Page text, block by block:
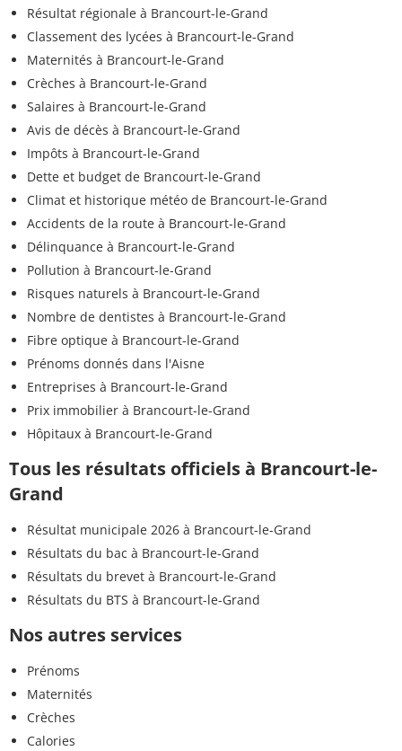
Résultat régionale à Brancourt-le-Grand
Classement des lycées à Brancourt-le-Grand
Maternités à Brancourt-le-Grand
Crèches à Brancourt-le-Grand
Salaires à Brancourt-le-Grand
Avis de décès à Brancourt-le-Grand
Impôts à Brancourt-le-Grand
Dette et budget de Brancourt-le-Grand
Climat et historique météo de Brancourt-le-Grand
Accidents de la route à Brancourt-le-Grand
Délinquance à Brancourt-le-Grand
Pollution à Brancourt-le-Grand
Risques naturels à Brancourt-le-Grand
Nombre de dentistes à Brancourt-le-Grand
Fibre optique à Brancourt-le-Grand
Prénoms donnés dans l'Aisne
Entreprises à Brancourt-le-Grand
Prix immobilier à Brancourt-le-Grand
Hôpitaux à Brancourt-le-Grand
Tous les résultats officiels à Brancourt-le-
Grand
Résultat municipale 2026 à Brancourt-le-Grand
Résultats du bac à Brancourt-le-Grand
Résultats du brevet à Brancourt-le-Grand
Résultats du BTS à Brancourt-le-Grand
Nos autres services
Prénoms
Maternités
Crèches
Calories